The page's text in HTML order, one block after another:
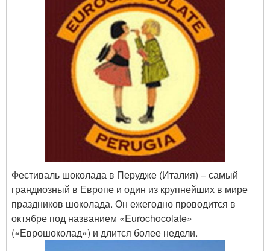
Фестиваль шоколада в Перудже (Италия) – самый
грандиозный в Европе и один из крупнейших в мире
праздников шоколада. Он ежегодно проводится в
октябре под названием «Eurochocolate»
(«Еврошоколад») и длится более недели.